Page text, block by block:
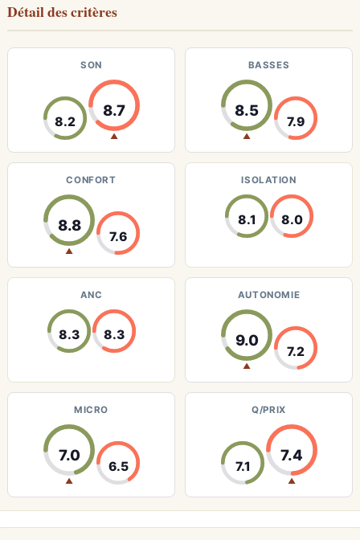
Détail des critères
SON
8.2
8.7
▲
BASSES
8.5
▲
7.9
CONFORT
8.8
▲
7.6
ISOLATION
8.1 8.0
ANC
8.3 8.3
AUTONOMIE
9.0
▲
7.2
MICRO
7.0
▲
6.5
Q/PRIX
7.1
7.4
▲